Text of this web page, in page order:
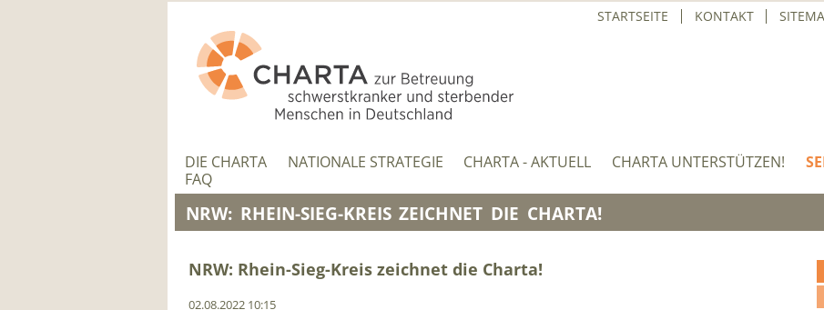
ÜBERSPRINGEN
STARTSEITE KONTAKT
ÜBERSPRINGEN
DIE CHARTA NATIONALE STRATEGIE CHARTA - AKTUELL CHARTA UNTERSTÜTZEN!
FAQ
NRW: RHEIN-SIEG-KREIS ZEICHNET DIE CHARTA!
NRW: Rhein-Sieg-Kreis zeichnet die Charta!
02.08.2022 10:15